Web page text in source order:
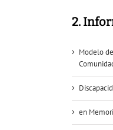
2.
Modelo
en